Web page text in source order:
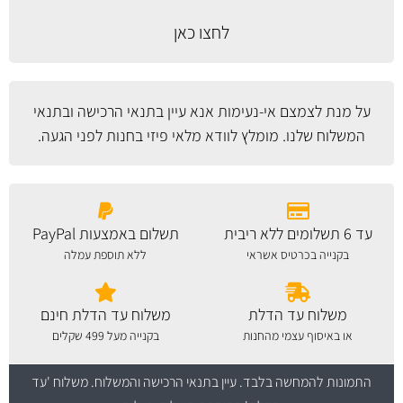
לחצו כאן
על מנת לצמצם אי-נעימות אנא עייןבתנאי הרכישה ובתנאי
המשלוח שלנו. מומלץ לוודא מלאי פיזי בחנות לפני הגעה.
עד 6 תשלומים ללא ריבית
בקנייה בכרטיס אשראי
תשלום באמצעות PayPal
ללא תוספת עמלה
משלוח עד הדלת
או באיסוף עצמי מהחנות
משלוח עד הדלת חינם
בקנייה מעל 499 שקלים
התמונות להמחשה בלבד.עיין בתנאי הרכישה והמשלוח. משלוח 'עד